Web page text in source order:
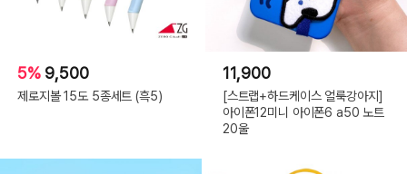
5% 9,500
제로지볼 15도 5종세트 (흑5)
11,900
[스트랩+하드케이스 얼룩강아지]
아이폰12미니 아이폰6 a50 노트
20울